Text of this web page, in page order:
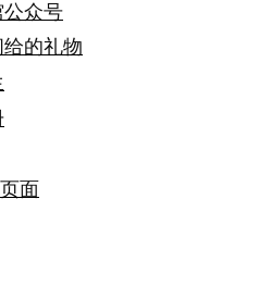
众号
的礼物
面